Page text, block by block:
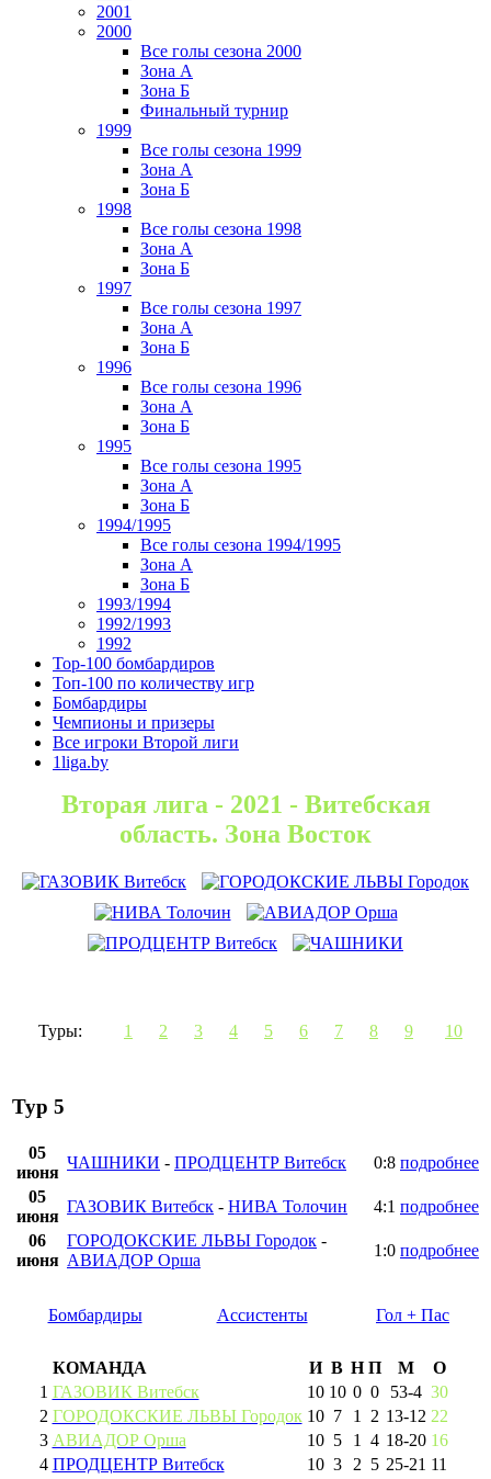
2001
2000
Все голы сезона 2000
Зона А
Зона Б
Финальный турнир
1999
Все голы сезона 1999
Зона А
Зона Б
1998
Все голы сезона 1998
Зона А
Зона Б
1997
Все голы сезона 1997
Зона А
Зона Б
1996
Все голы сезона 1996
Зона А
Зона Б
1995
Все голы сезона 1995
Зона А
Зона Б
1994/1995
Все голы сезона 1994/1995
Зона А
Зона Б
1993/1994
1992/1993
1992
Top-100 бомбардиров
Топ-100 по количеству игр
Бомбардиры
Чемпионы и призеры
Все игроки Второй лиги
1liga.by
Вторая лига - 2021 - Витебская
область. Зона Восток
Туры: 1 2 3 4 5 6 7 8 9 10
Тур 5
05
июня
ЧАШНИКИ - ПРОДЦЕНТР Витебск 0:8 подробнее
05
июня
ГАЗОВИК Витебск - НИВА Толочин 4:1 подробнее
06
июня
ГОРОДОКСКИЕ ЛЬВЫ Городок -
АВИАДОР Орша
1:0 подробнее
Бомбардиры Ассистенты Гол + Пас
КОМАНДА И В Н П М
О
1 ГАЗОВИК Витебск 10 10 0 0 53-4 30
2 ГОРОДОКСКИЕ ЛЬВЫ Городок 10 7 1 2 13-12 22
3 АВИАДОР Орша 10 5 1 4 18-20 16
4 ПРОДЦЕНТР Витебск 10 3 2 5 25-21 11